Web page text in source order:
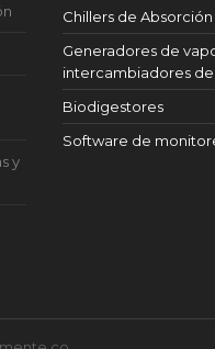
y
Chillers de Absorción
Generadores de
intercambiadores
Biodigestores
Software de